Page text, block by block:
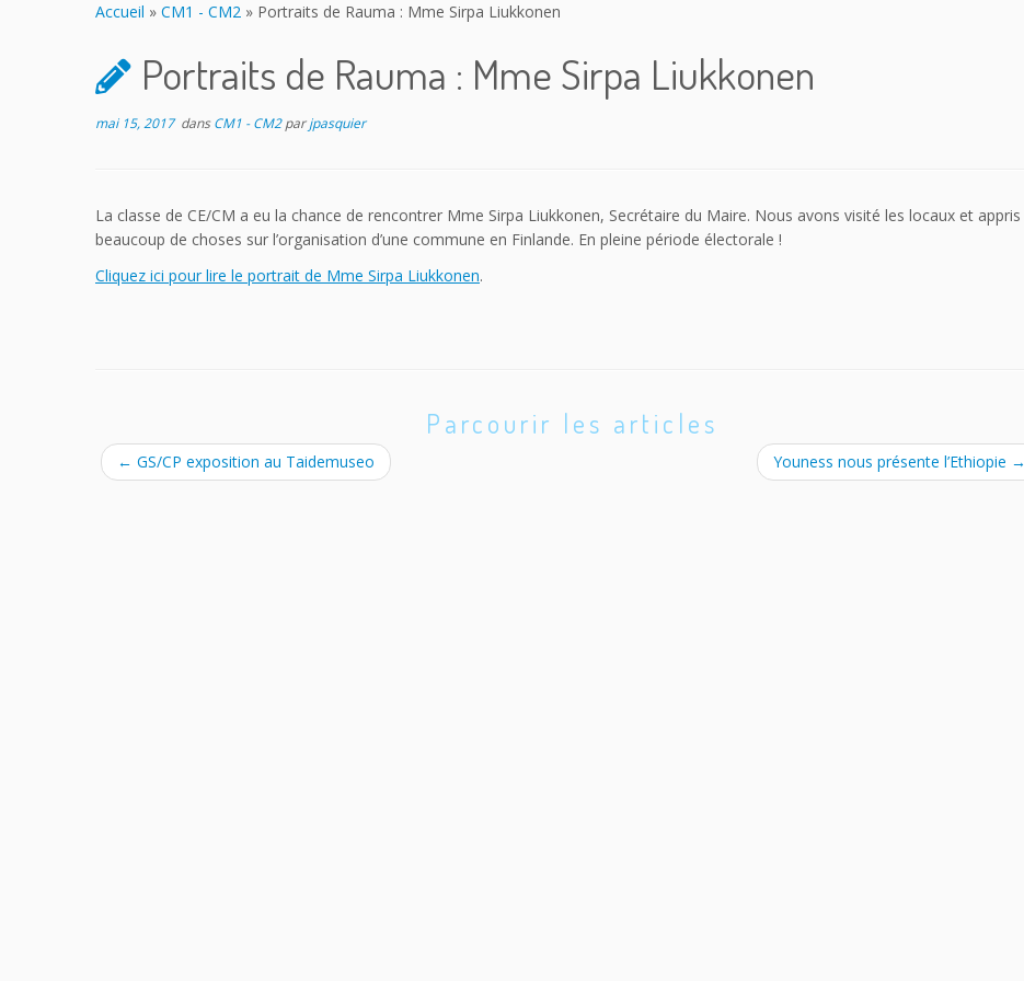
Accueil » CM1 - CM2 » Portraits de Rauma : Mme Sirpa Liukkonen
Portraits de Rauma : Mme Sirpa Liukkonen
mai 15, 2017dansCM1 - CM2parjpasquier
La classe de CE/CM a eu la chance de rencontrer Mme Sirpa Liukkonen, Secrétaire du Maire. Nous avons visité les locaux et appris
beaucoup de choses sur l’organisation d’une commune en Finlande. En pleine période électorale !
Cliquez ici pour lire le portrait de Mme Sirpa Liukkonen.
Parcourir les articles
← GS/CP exposition au Taidemuseo Youness nous présente l’Ethiopie →